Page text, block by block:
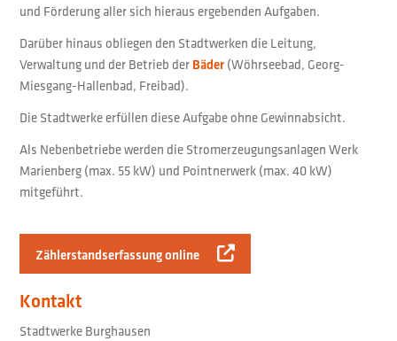
und Förderung aller sich hieraus ergebenden Aufgaben.
Darüber hinaus obliegen den Stadtwerken die Leitung,
Verwaltung und der Betrieb der Bäder (Wöhrseebad, Georg-
Miesgang-Hallenbad, Freibad).
Die Stadtwerke erfüllen diese Aufgabe ohne Gewinnabsicht.
Als Nebenbetriebe werden die Stromerzeugungsanlagen Werk
Marienberg (max. 55 kW) und Pointnerwerk (max. 40 kW)
mitgeführt.
Zählerstandserfassung online
Kontakt
Stadtwerke Burghausen